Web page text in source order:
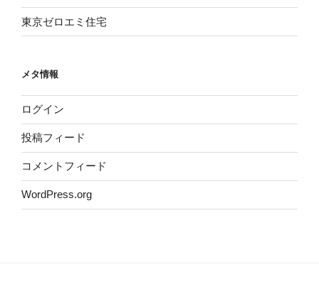
東京ゼロエミ住宅
メタ情報
ログイン
投稿フィード
コメントフィード
WordPress.org